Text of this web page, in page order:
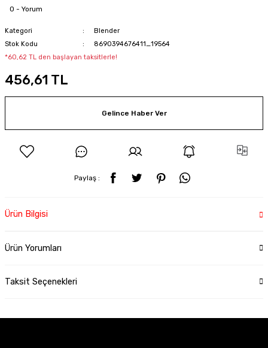
0 - Yorum
Kategori
Blender
Stok Kodu
8690394676411_19564
*60,62 TL den başlayan taksitlerle!
456,61 TL
Gelince Haber Ver
Paylaş :
Ürün Bilgisi
Ürün Yorumları
Taksit Seçenekleri